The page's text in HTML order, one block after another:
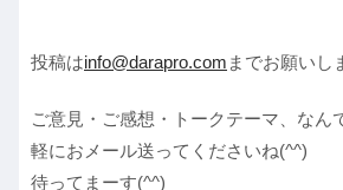
投稿はinfo@darapro.com までお願いし
ご意見・ご感想・トークテーマ、なん
軽におメール送ってくださいね(^^)
待ってまーす(^^)